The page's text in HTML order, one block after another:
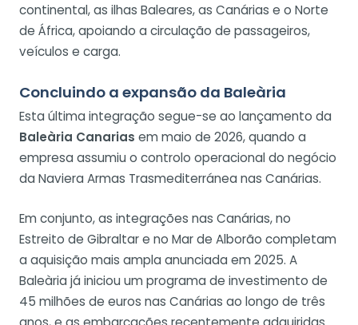
continental, as ilhas Baleares, as Canárias e o Norte
de África, apoiando a circulação de passageiros,
veículos e carga.
Concluindo a expansão da Baleària
Esta última integração segue-se ao lançamento da
Baleària Canarias em maio de 2026, quando a
empresa assumiu o controlo operacional do negócio
da Naviera Armas Trasmediterránea nas Canárias.
Em conjunto, as integrações nas Canárias, no
Estreito de Gibraltar e no Mar de Alborão completam
a aquisição mais ampla anunciada em 2025. A
Baleària já iniciou um programa de investimento de
45 milhões de euros nas Canárias ao longo de três